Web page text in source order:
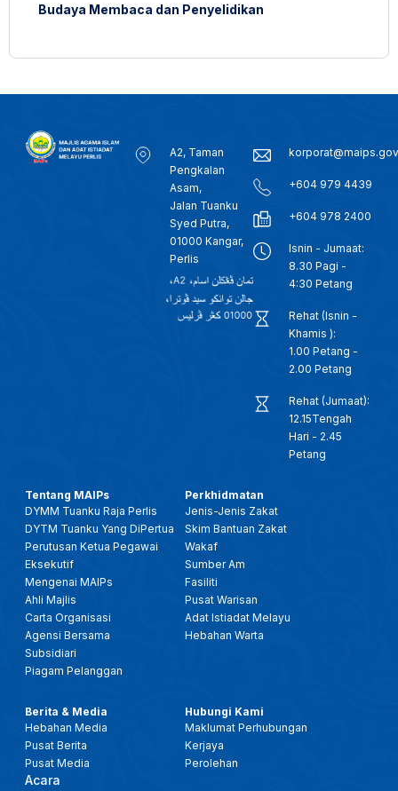
Budaya Membaca dan Penyelidikan
A2, Taman
Pengkalan
Asam,
Jalan Tuanku
Syed Putra,
01000 Kangar,
Perlis
+604 979 4439
+604 978 2400
Isnin - Jumaat:
8.30 Pagi -
4:30 Petang
Rehat (Isnin -
Khamis ):
1.00 Petang -
2.00 Petang
Rehat (Jumaat):
12.15Tengah
Hari - 2.45
Petang
Tentang MAIPs
DYMM Tuanku Raja Perlis
DYTM Tuanku Yang DiPertua
Perutusan Ketua Pegawai
Eksekutif
Mengenai MAIPs
Ahli Majlis
Carta Organisasi
Agensi Bersama
Subsidiari
Piagam Pelanggan
Perkhidmatan
Jenis-Jenis Zakat
Skim Bantuan Zakat
Wakaf
Sumber Am
Fasiliti
Pusat Warisan
Adat Istiadat Melayu
Hebahan Warta
Berita & Media
Hebahan Media
Pusat Berita
Pusat Media
Acara
Hubungi Kami
Maklumat Perhubungan
Kerjaya
Perolehan